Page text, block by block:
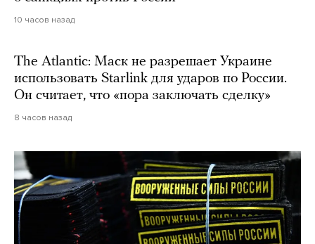
10 часов назад
The Atlantic: Маск не разрешает Украине
использовать Starlink для ударов по России.
Он считает, что «пора заключать сделку»
8 часов назад